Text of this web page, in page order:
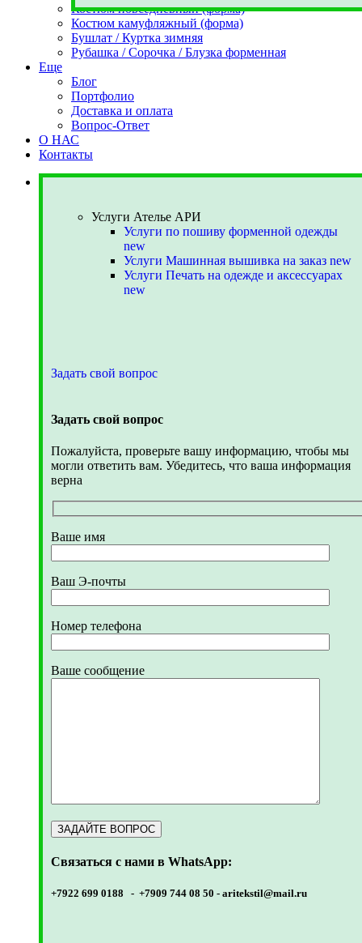
Костюм повседневный (форма)
Костюм камуфляжный (форма)
Бушлат / Куртка зимняя
Рубашка / Сорочка / Блузка форменная
Еще
Блог
Портфолио
Доставка и оплата
Вопрос-Ответ
О НАС
Контакты
Услуги Ателье АРИ
Услуги Ателье АРИ
Услуги по пошиву форменной одежды
new
Услуги Машинная вышивка на заказ new
Услуги Печать на одежде и аксессуарах
new
Задать свой вопрос
Задать свой вопрос
Пожалуйста, проверьте вашу информацию, чтобы мы
могли ответить вам. Убедитесь, что ваша информация
верна
Ваше имя
Ваш Э-почты
Номер телефона
Ваше сообщение
Связаться с нами в WhatsApp:
+7922 699 0188 - +7909 744 08 50 - aritekstil@mail.ru